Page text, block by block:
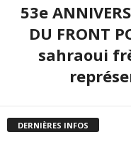
53e
DU FRONT
sahraoui
DERNIÈRES INFOS